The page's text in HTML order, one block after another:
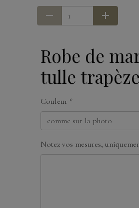
Robe de
tulle
Couleur
Notez vos mesures,